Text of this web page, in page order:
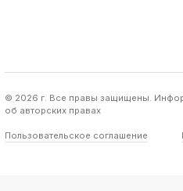
© 2026 г. Все правы защищены.
об авторских правах
Пользовательское соглашение